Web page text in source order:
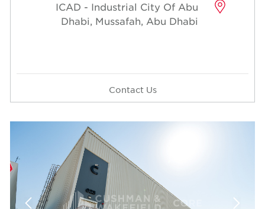
ICAD - Industrial
Dhabi, Mussafah,